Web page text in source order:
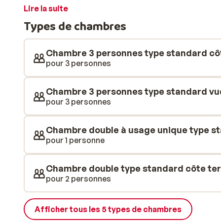
d’une touche de culture grecque ancienne? En
commodité. Elles sont élégamment décorées et
lignes épurées et un style moderne et frais. Pour
de sport ou du court de tennis, tandis que les
la salle de jeux équipée de PlayStation. Besoin de
pour recharger pleinement vos batteries. L’hôtel
détendue, en parfaite harmonie avec le calme de
confortable, avec de beaux espaces pour s’asseoir
aux influences méditerranéennes est proposé
Lire la suite
Types de chambres
Chambre 3 personnes type standard
pour 3 personnes
Chambre 3 personnes type standard
pour 3 personnes
Chambre double à usage unique type
pour 1 personne
Chambre double type standard côte
pour 2 personnes
Afficher tous les 5 types de chambres